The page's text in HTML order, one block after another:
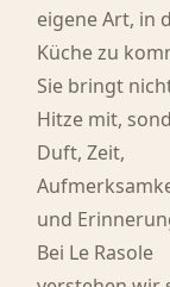
eigene Art, in
Küche zu
Sie bringt
Hitze mit,
Duft, Zeit,
und
Bei Le Rasole